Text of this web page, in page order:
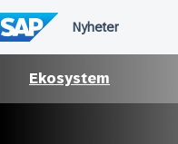
till
innehållet
Ekosystem